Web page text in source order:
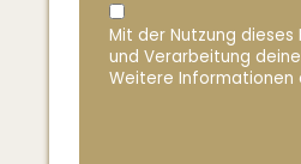
Mit der Nutzung
und Verarbeitung
Weitere Informationen